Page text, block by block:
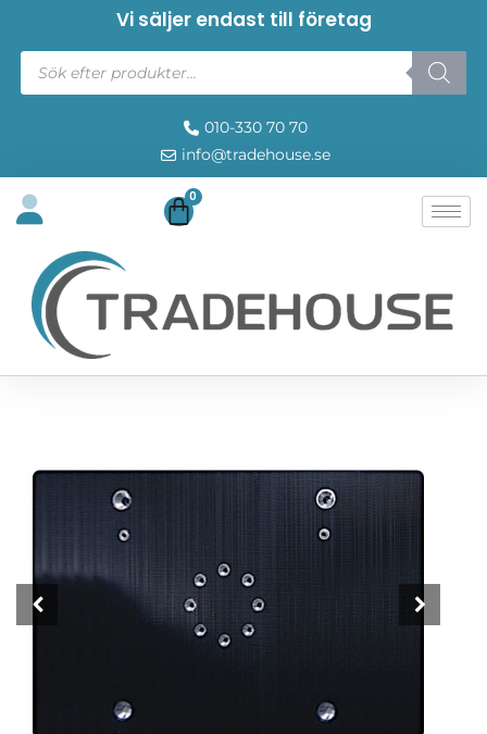
Vi säljer endast till företag
010-330 70 70
info@tradehouse.se
0